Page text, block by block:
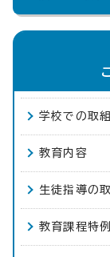
学校での取
教育内容
生徒指導の
教育課程特